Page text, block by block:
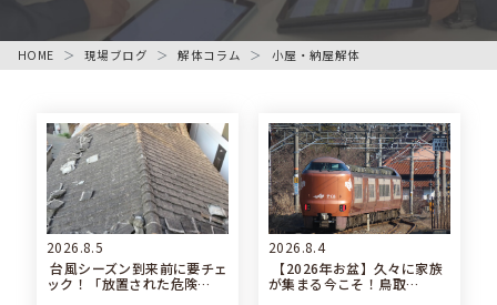
HOME 現場ブログ 解体コラム 小屋・納屋解体
2026.8.5
台風シーズン到来前に要チェ
ック！「放置された危険…
2026.8.4
【2026年お盆】久々に家族
が集まる今こそ！鳥取…